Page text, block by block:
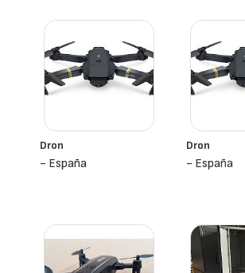
Dron
- España
Dron
- España